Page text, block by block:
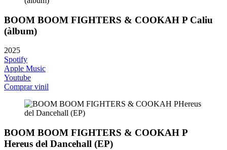
BOOM BOOM FIGHTERS & COOKAH P Caliu
(àlbum)
2025
Spotify
Apple Music
Youtube
Comprar vinil
BOOM BOOM FIGHTERS & COOKAH P
Hereus del Dancehall (EP)